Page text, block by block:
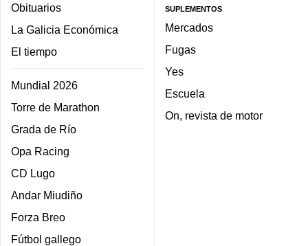
Obituarios
La Galicia Económica
El tiempo
Mundial 2026
Torre de Marathon
Grada de Río
Opa Racing
CD Lugo
Andar Miudiño
Forza Breo
Fútbol gallego
SUPLEMENTOS
Mercados
Fugas
Yes
Escuela
On, revista de motor